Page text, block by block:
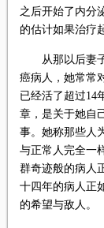
之后开始了内分
的估计如果治疗
从那以后妻子
癌病人，她常常
已经活了超过14
章，是关于她自
事。她称那些人
与正常人完全一
群奇迹般的病人
十四年的病人正
的希望与敌人。